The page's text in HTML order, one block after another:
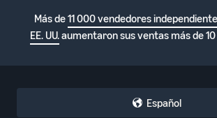
Más de11 000 vendedores
EE. UU.aumentaron sus ventas más de
Español